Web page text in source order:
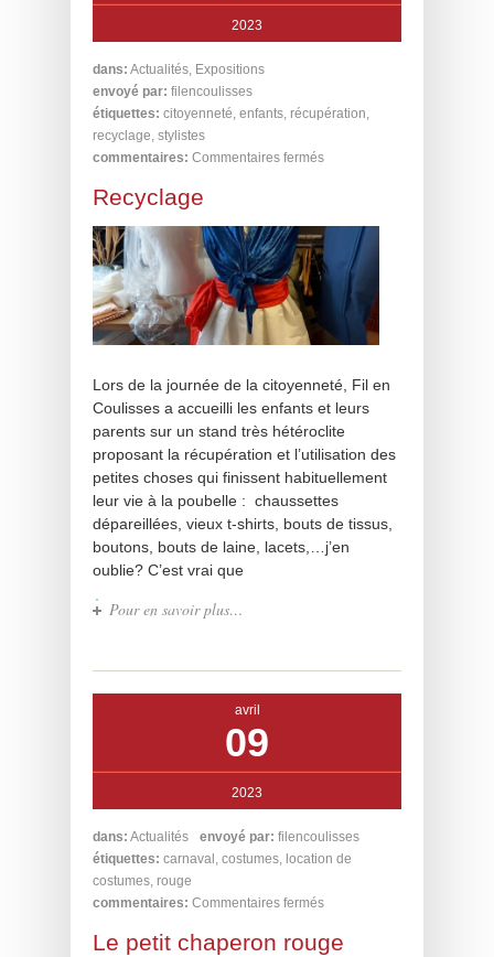
2023
dans: Actualités, Expositions
envoyé par: filencoulisses
étiquettes: citoyenneté, enfants, récupération,
recyclage, stylistes
commentaires: Commentaires fermés
Recyclage
Lors de la journée de la citoyenneté, Fil en
Coulisses a accueilli les enfants et leurs
parents sur un stand très hétéroclite
proposant la récupération et l’utilisation des
petites choses qui finissent habituellement
leur vie à la poubelle : chaussettes
dépareillées, vieux t-shirts, bouts de tissus,
boutons, bouts de laine, lacets,…j’en
oublie? C’est vrai que
Pour en savoir plus…
avril
09
2023
dans: Actualités envoyé par: filencoulisses
étiquettes: carnaval , costumes, location de
costumes, rouge
commentaires: Commentaires fermés
Le petit chaperon rouge